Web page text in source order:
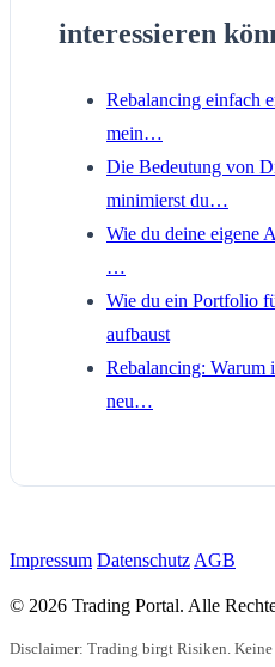
interessieren
Rebalancing einfach
mein…
Die Bedeutung von
minimierst du…
Wie du deine eigene
…
Wie du ein Portfolio
aufbaust
Rebalancing: Warum
neu…
Impressum Datenschutz AGB
© 2026 Trading Portal. Alle
Disclaimer: Trading birgt Risiken. Keine